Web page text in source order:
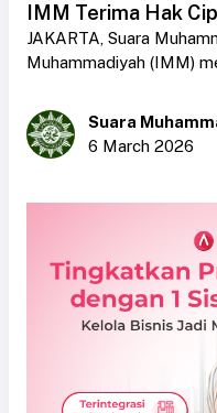
IMM Terima Hak
JAKARTA, Suara
Muhammadiyah (IMM)
Suara
6 March 2026